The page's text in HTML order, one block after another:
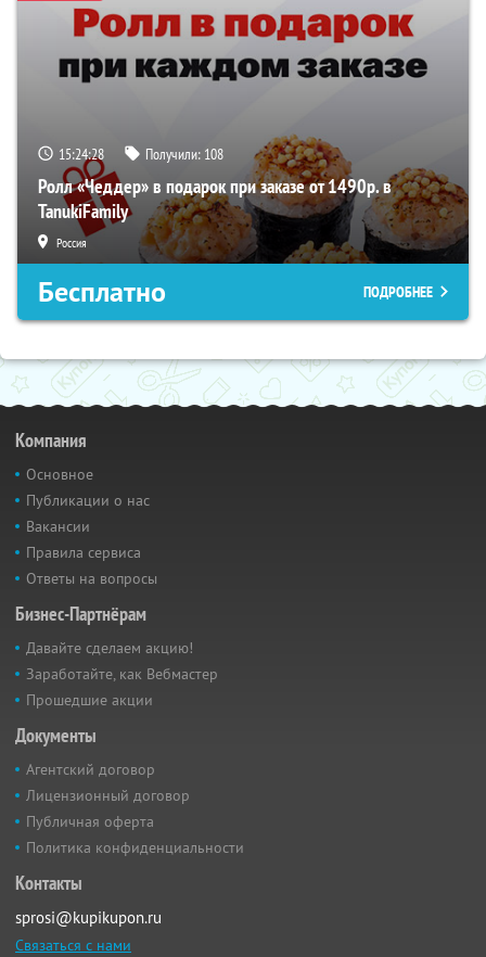
15:24:28 Получили: 108
Ролл «Чеддер» в подарок при заказе от 1490р. в
TanukiFamily
Россия
Бесплатно ПОДРОБНЕЕ
Компания
Основное
Публикации о нас
Вакансии
Правила сервиса
Ответы на вопросы
Бизнес-Партнёрам
Давайте сделаем акцию!
Заработайте, как Вебмастер
Прошедшие акции
Документы
Агентский договор
Лицензионный договор
Публичная оферта
Политика конфиденциальности
Контакты
sprosi@kupikupon.ru
Связаться с нами